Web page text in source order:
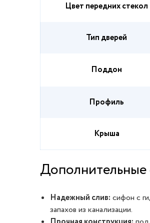
Цвет передних стекол
Тип дверей
Поддон
Профиль
Крыша
Дополнительные
Надежный слив: сифон с
запахов из канализации.